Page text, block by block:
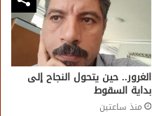
الغرور.. حين يتحول النجاح إلى
بداية السقوط
منذ ساعتين